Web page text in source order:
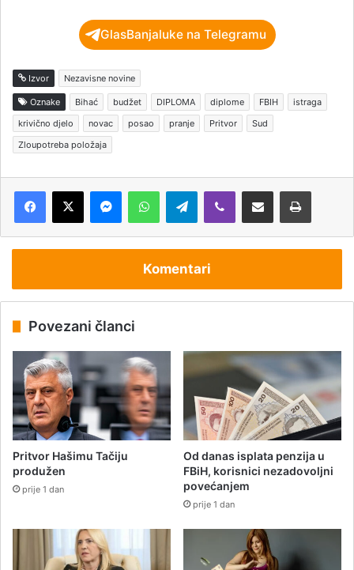
GlasBanjaluke na Telegramu
Izvor Nezavisne novine
Oznake Bihać budžet DIPLOMA diplome FBIH
istraga
krivično djelo
novac posao pranje Pritvor
Sud
Zloupotreba položaja
Telegram
Komentari
Povezani članci
Pritvor Hašimu Tačiju
produžen
prije 1 dan
Od danas isplata penzija u
FBiH, korisnici nezadovoljni
povećanjem
prije 1 dan